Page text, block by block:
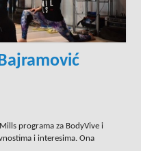
programa za BodyVive i
i interesima. Ona